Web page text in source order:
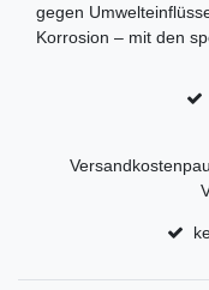
gegen
Korrosion – mit den